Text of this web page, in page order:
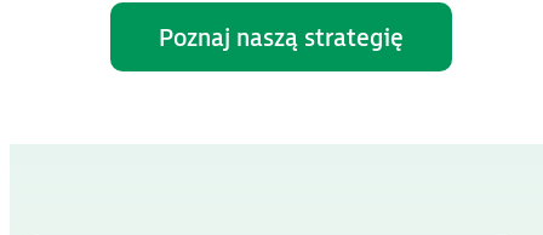
Poznaj naszą strategię